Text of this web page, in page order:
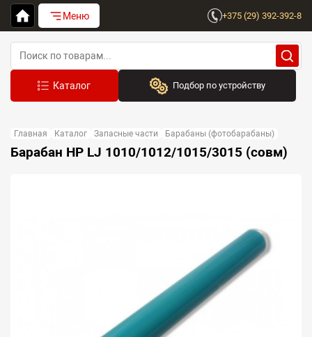
Меню +375 (29) 392-392-8
Подбор по устройству
Выберите бренд
Главная Каталог Запасные части Барабаны (фотобарабаны)
Барабан HP LJ 1010/1012/1015/3015 (совм)